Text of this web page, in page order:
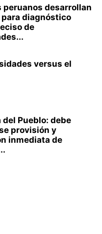
desarrollan
diagnóstico
de
versus el
del Pueblo: debe
provisión y
inmediata de